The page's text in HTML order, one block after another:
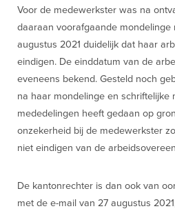
Voor de medewerkster was na
daaraan voorafgaande mondelinge
augustus 2021 duidelijk dat haar
eindigen. De einddatum van de
eveneens bekend. Gesteld noch
na haar mondelinge en schriftelijke
mededelingen heeft gedaan op
onzekerheid bij de medewerkster
niet eindigen van de
De kantonrechter is dan ook van
met de e-mail van 27 augustus